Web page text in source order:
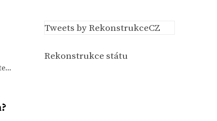
Tweets by RekonstrukceCZ
Rekonstrukce státu